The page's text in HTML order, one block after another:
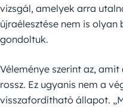
vizsgál, amelyek arra
újraélesztése nem is
gondoltuk.
Véleménye szerint az,
rossz. Ez ugyanis nem a
visszafordítható állapot.